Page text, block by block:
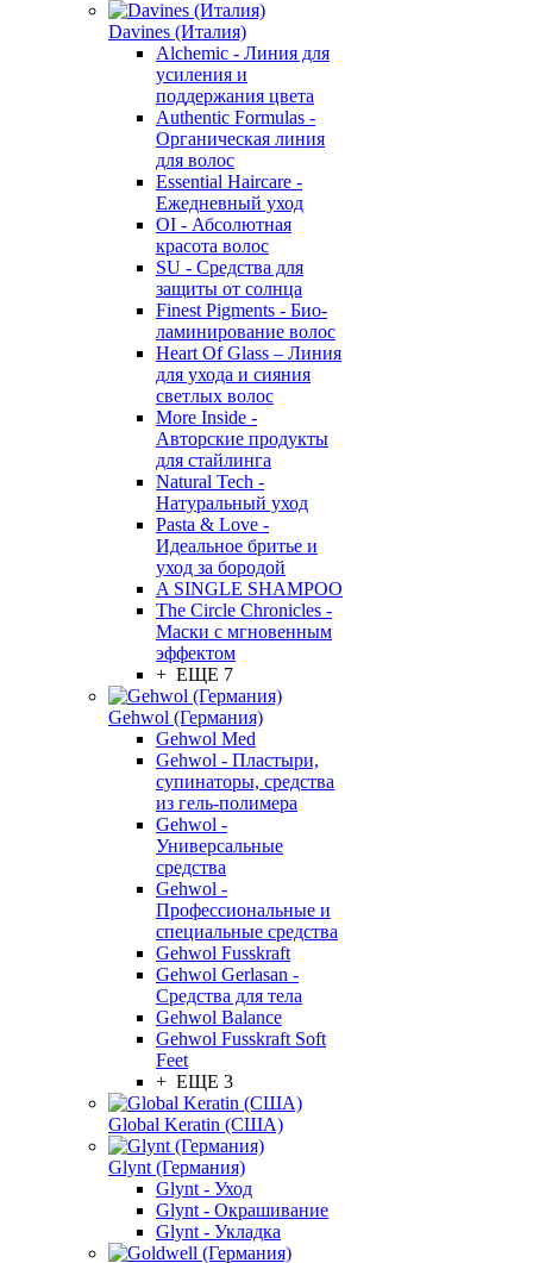
Davines (Италия)
Alchemic - Линия для
усиления и
поддержания цвета
Authentic Formulas -
Органическая линия
для волос
Essential Haircare -
Eжедневный уход
OI - Абсолютная
красота волос
SU - Средства для
защиты от солнца
Finest Pigments - Био-
ламинирование волос
Heart Of Glass – Линия
для ухода и сияния
светлых волос
More Inside -
Авторские продукты
для стайлинга
Natural Tech -
Натуральный уход
Pasta & Love -
Идеальное бритье и
уход за бородой
A SINGLE SHAMPOO
The Circle Chronicles -
Маски с мгновенным
эффектом
+ ЕЩЕ 7
Gehwol (Германия)
Gehwol Med
Gehwol - Пластыри,
супинаторы, средства
из гель-полимера
Gehwol -
Универсальные
средства
Gehwol -
Профессиональные и
специальные средства
Gehwol Fusskraft
Gehwol Gerlasan -
Средства для тела
Gehwol Balance
Gehwol Fusskraft Soft
Feet
+ ЕЩЕ 3
Global Keratin (США)
Glynt (Германия)
Glynt - Уход
Glynt - Окрашивание
Glynt - Укладка